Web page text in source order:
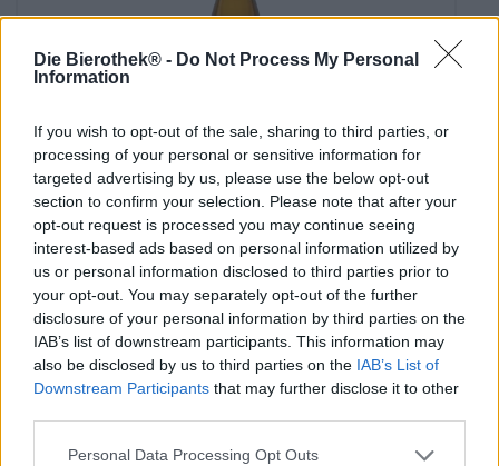
Die Bierothek® - Do Not Process My Personal
Information
If you wish to opt-out of the sale, sharing to third parties, or
processing of your personal or sensitive information for
targeted advertising by us, please use the below opt-out
section to confirm your selection. Please note that after your
opt-out request is processed you may continue seeing
interest-based ads based on personal information utilized by
us or personal information disclosed to third parties prior to
your opt-out. You may separately opt-out of the further
disclosure of your personal information by third parties on the
IAB’s list of downstream participants. This information may
also be disclosed by us to third parties on the IAB’s List of
Downstream Participants that may further disclose it to other
Personal Data Processing Opt Outs
a ja pale ale
Browar Pinta
95% (4)
€ 6,19
EINWEG
0,50 L Pullo - € 12,38 / LTR
Loppuunmyyty